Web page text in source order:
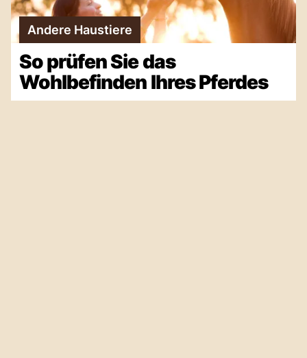
Andere Haustiere
So prüfen Sie das
Wohlbefinden Ihres Pferdes